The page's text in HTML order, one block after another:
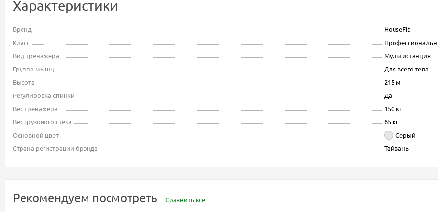
Характеристики
Бренд
HouseFit
Класс
Вид тренажера
Мультистанция
Группа мышц
Для всего тела
Высота
215 м
Регулировка спинки
Да
Вес тренажера
150 кг
Вес грузового стека
65 кг
Основной цвет
Серый
Страна регистрации брэнда
Тайвань
Рекомендуем посмотреть Сравнить все